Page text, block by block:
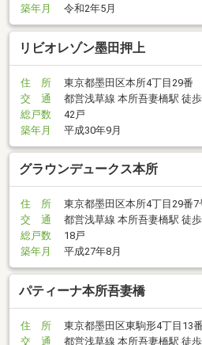
築年月
令和2年5月
リビオレゾン墨田押上
住 所
東京都墨田区本所4丁目29番
交 通
都営浅草線 本所吾妻橋駅 徒
総戸数
42戸
築年月
平成30年9月
グラウンデュークス本所
住 所
東京都墨田区本所4丁目29番7
交 通
都営浅草線 本所吾妻橋駅 徒
総戸数
18戸
築年月
平成27年8月
パティーナ本所吾妻橋
住 所
東京都墨田区東駒形4丁目13
交 通
都営浅草線 本所吾妻橋駅 徒